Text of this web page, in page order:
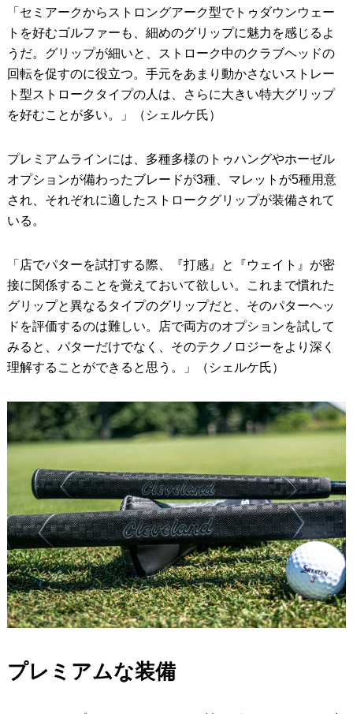
「セミアークからストロングアーク型でトゥダウンウェー
トを好むゴルファーも、細めのグリップに魅力を感じるよ
うだ。グリップが細いと、ストローク中のクラブヘッドの
回転を促すのに役立つ。手元をあまり動かさないストレー
ト型ストロークタイプの人は、さらに大きい特大グリップ
を好むことが多い。」（シェルケ氏）
プレミアムラインには、多種多様のトゥハングやホーゼル
オプションが備わったブレードが3種、マレットが5種用意
され、それぞれに適したストロークグリップが装備されて
いる。
「店でパターを試打する際、『打感』と『ウェイト』が密
接に関係することを覚えておいて欲しい。これまで慣れた
グリップと異なるタイプのグリップだと、そのパターヘッ
ドを評価するのは難しい。店で両方のオプションを試して
みると、パターだけでなく、そのテクノロジーをより深く
理解することができると思う。」（シェルケ氏）
プレミアムな装備